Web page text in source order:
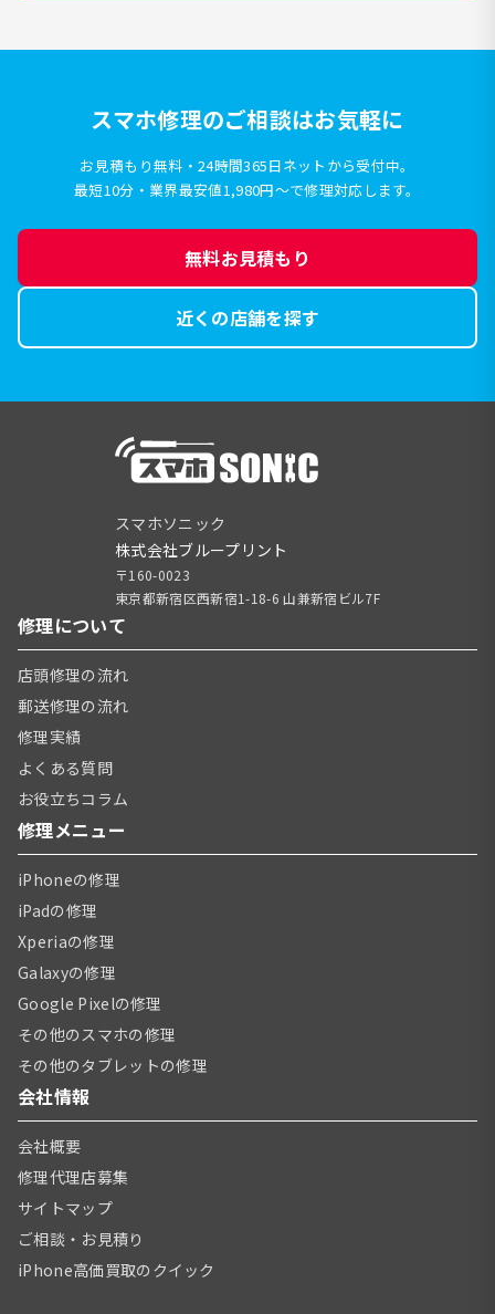
スマホ修理のご相談はお気軽に
お見積もり無料・24時間365日ネットから受付中。
最短10分・業界最安値1,980円〜で修理対応します。
無料お見積もり
近くの店舗を探す
スマホソニック
株式会社ブループリント
〒160-0023
東京都新宿区西新宿1-18-6 山兼新宿ビル7F
修理について
店頭修理の流れ
郵送修理の流れ
修理実績
よくある質問
お役立ちコラム
修理メニュー
iPhoneの修理
iPadの修理
Xperiaの修理
Galaxyの修理
Google Pixelの修理
その他のスマホの修理
その他のタブレットの修理
会社情報
会社概要
修理代理店募集
サイトマップ
ご相談・お見積り
iPhone高価買取のクイック